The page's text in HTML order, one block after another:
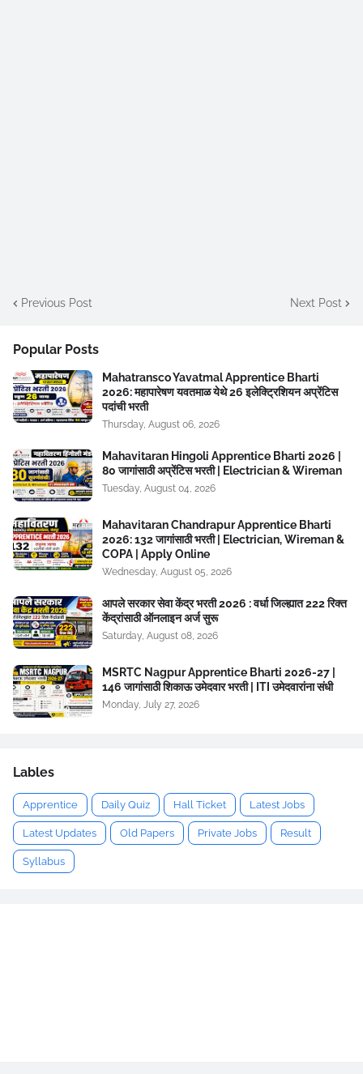
Previous Post Next Post
Popular Posts
Mahatransco Yavatmal Apprentice Bharti
2026: महापारेषण यवतमाळ येथे 26 इलेक्ट्रिशियन अप्रेंटिस
पदांची भरती
Thursday, August 06, 2026
Mahavitaran Hingoli Apprentice Bharti 2026 |
80 जागांसाठी अप्रेंटिस भरती | Electrician & Wireman
Tuesday, August 04, 2026
Mahavitaran Chandrapur Apprentice Bharti
2026: 132 जागांसाठी भरती | Electrician, Wireman &
COPA | Apply Online
Wednesday, August 05, 2026
आपले सरकार सेवा केंद्र भरती 2026 : वर्धा जिल्ह्यात 222 रिक्त
केंद्रांसाठी ऑनलाइन अर्ज सुरू
Saturday, August 08, 2026
MSRTC Nagpur Apprentice Bharti 2026-27 |
146 जागांसाठी शिकाऊ उमेदवार भरती | ITI उमेदवारांना संधी
Monday, July 27, 2026
Lables
Apprentice Daily Quiz Hall Ticket Latest Jobs
Latest Updates Old Papers Private Jobs Result
Syllabus